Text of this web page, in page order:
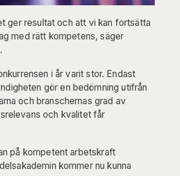
ger resultat och att vi kan fortsätta
med rätt kompetens, säger
i år varit stor. Endast
gör en bedömning utifrån
och branschernas grad av
och kvalitet får
på kompetent arbetskraft
kommer nu kunna